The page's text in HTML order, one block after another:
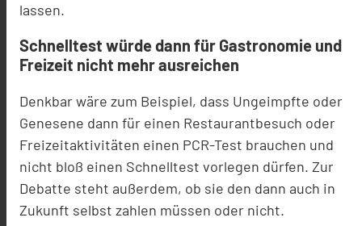
lassen.
Schnelltest würde dann für Gastronomie und
Freizeit nicht mehr ausreichen
Denkbar wäre zum Beispiel, dass Ungeimpfte oder
Genesene dann für einen Restaurantbesuch oder
Freizeitaktivitäten einen PCR-Test brauchen und
nicht bloß einen Schnelltest vorlegen dürfen. Zur
Debatte steht außerdem, ob sie den dann auch in
Zukunft selbst zahlen müssen oder nicht.